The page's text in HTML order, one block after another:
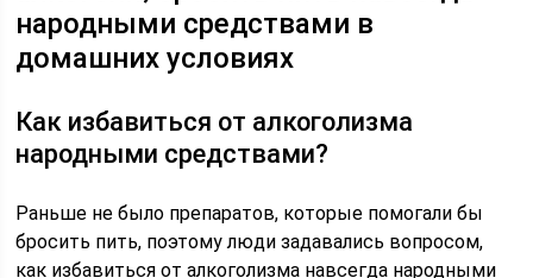
народными средствами в
домашних условиях
Как избавиться от алкоголизма
народными средствами?
Раньше не было препаратов, которые помогали бы
бросить пить, поэтому люди задавались вопросом,
как избавиться от алкоголизма навсегда народными